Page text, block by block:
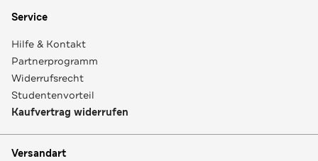
Service
Hilfe & Kontakt
Partnerprogramm
Widerrufsrecht
Studentenvorteil
Kaufvertrag widerrufen
Versandart